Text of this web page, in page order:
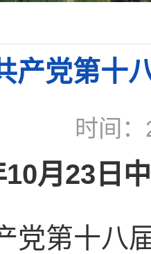
产党第十
时间
10月23日
党第十八